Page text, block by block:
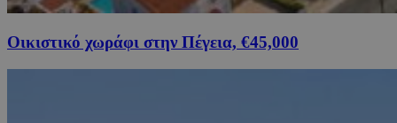
Οικιστικό χωράφι στην Πέγεια, €45,000